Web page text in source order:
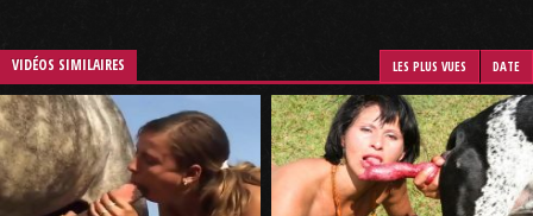
VIDÉOS SIMILAIRES LES PLUS VUES DATE